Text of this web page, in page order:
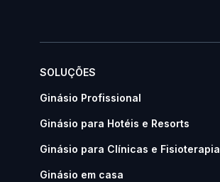
SOLUÇÕES
Ginásio Profissional
Ginásio para Hotéis e Resorts
Ginásio para Clínicas e Fisioterapia
Ginásio em casa